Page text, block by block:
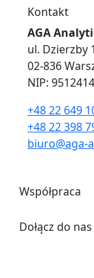
Kontakt
AGA
ul. Dzierzby
02-836
NIP:
+48 22 649
+48 22 398
biuro@aga-
Współpraca
Dołącz do nas